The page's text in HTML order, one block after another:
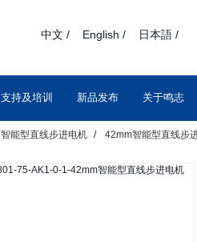
中文 / English / 日本語 /
支持及培训 新品发布 关于鸣志
智能型直线步进电机 42mm智能型直线步